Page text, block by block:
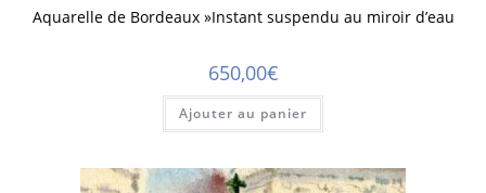
Aquarelle de Bordeaux »Instant suspendu au miroir d’eau
650,00€
Ajouter au panier